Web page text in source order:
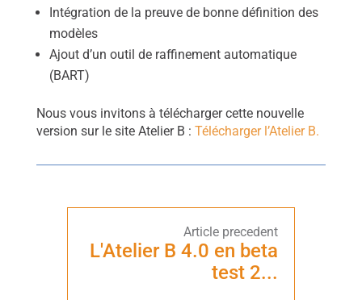
Intégration de la preuve de bonne définition des
modèles
Ajout d’un outil de raffinement automatique
(BART)
Nous vous invitons à télécharger cette nouvelle
version sur le site Atelier B : Télécharger l’Atelier B.
L'Atelier B 4.0 en beta
test 2...